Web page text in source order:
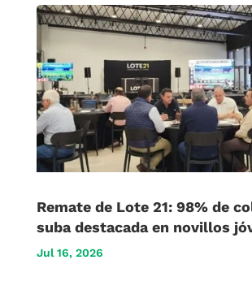
Remate de Lote 21: 98% de
suba destacada en novillos
Jul 16, 2026